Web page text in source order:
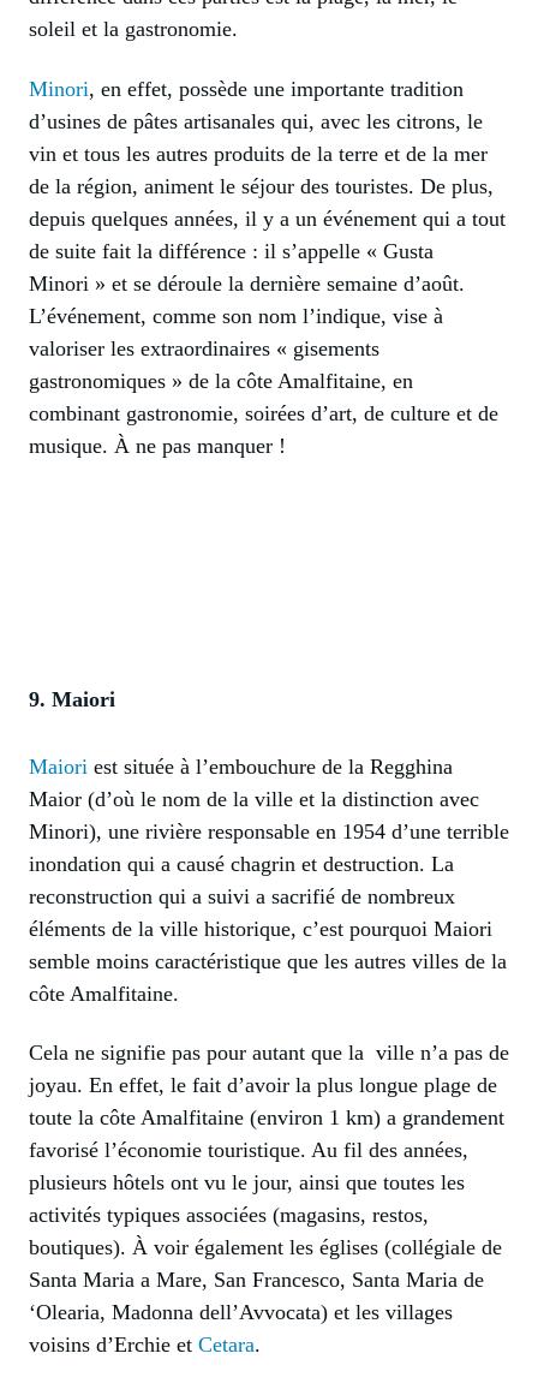
soleil et la gastronomie.
Minori, en effet, possède une importante tradition
d’usines de pâtes artisanales qui, avec les citrons, le
vin et tous les autres produits de la terre et de la mer
de la région, animent le séjour des touristes. De plus,
depuis quelques années, il y a un événement qui a tout
de suite fait la différence : il s’appelle « Gusta
Minori » et se déroule la dernière semaine d’août.
L’événement, comme son nom l’indique, vise à
valoriser les extraordinaires « gisements
gastronomiques » de la côte Amalfitaine, en
combinant gastronomie, soirées d’art, de culture et de
musique. À ne pas manquer !
9. Maiori
Maiori est située à l’embouchure de la Regghina
Maior (d’où le nom de la ville et la distinction avec
Minori), une rivière responsable en 1954 d’une terrible
inondation qui a causé chagrin et destruction. La
reconstruction qui a suivi a sacrifié de nombreux
éléments de la ville historique, c’est pourquoi Maiori
semble moins caractéristique que les autres villes de la
côte Amalfitaine.
Cela ne signifie pas pour autant que la ville n’a pas de
joyau. En effet, le fait d’avoir la plus longue plage de
toute la côte Amalfitaine (environ 1 km) a grandement
favorisé l’économie touristique. Au fil des années,
plusieurs hôtels ont vu le jour, ainsi que toutes les
activités typiques associées (magasins, restos,
boutiques). À voir également les églises (collégiale de
Santa Maria a Mare, San Francesco, Santa Maria de
‘Olearia, Madonna dell’Avvocata) et les villages
voisins d’Erchie et Cetara.